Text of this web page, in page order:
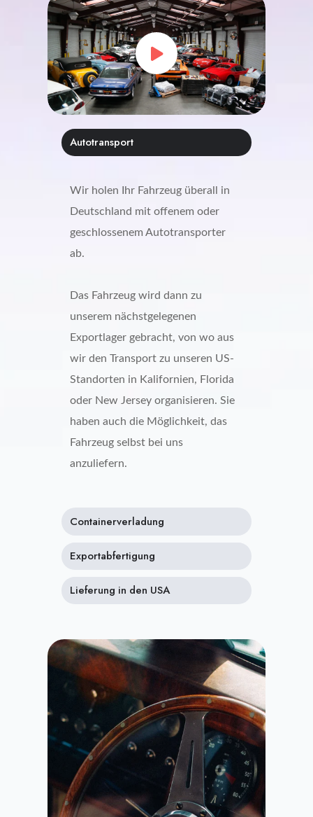
Autotransport
Wir holen Ihr Fahrzeug überall in
Deutschland mit offenem oder
geschlossenem Autotransporter
ab.
Das Fahrzeug wird dann zu
unserem nächstgelegenen
Exportlager gebracht, von wo aus
wir den Transport zu unseren US-
Standorten in Kalifornien, Florida
oder New Jersey organisieren. Sie
haben auch die Möglichkeit, das
Fahrzeug selbst bei uns
anzuliefern.
Containerverladung
Exportabfertigung
Lieferung in den USA